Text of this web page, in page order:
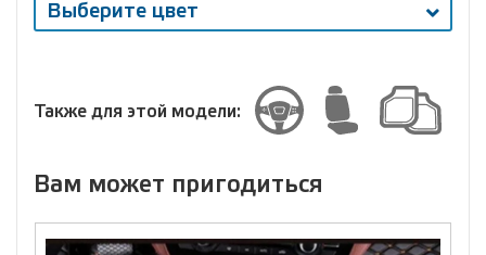
Выберите цвет
Выберите
Также для этой модели:
Вам может пригодиться